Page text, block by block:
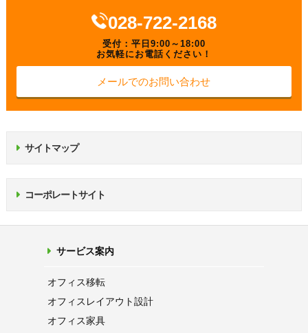
028-722-2168
受付：平日9:00～18:00
お気軽にお電話ください！
メールでのお問い合わせ
サイトマップ
コーポレートサイト
サービス案内
オフィス移転
オフィス レイアウト設計
オフィス家具